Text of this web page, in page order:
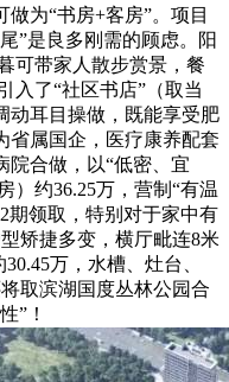
为“书房+客房”。项目
”是良多刚需的顾虑。阳
可带家人散步赏景，餐
入了“社区书店”（取当
动耳目操做，既能享受肥
省属国企，医疗康养配套
院合做，以“低密、宜
）约36.25万，营制“有温
期领取，特别对于家中有
矫捷多变，横厅毗连8米
万，水槽、灶台、
取滨湖国度丛林公园合
”！